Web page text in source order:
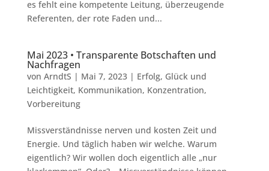
es fehlt eine kompetente Leitung, überzeugende
Referenten, der rote Faden und...
Mai 2023 • Transparente Botschaften und
Nachfragen
von ArndtS | Mai 7, 2023| Erfolg, Glück und
Leichtigkeit, Kommunikation, Konzentration,
Vorbereitung
Missverständnisse nerven und kosten Zeit und
Energie. Und täglich haben wir welche. Warum
eigentlich? Wir wollen doch eigentlich alle „nur